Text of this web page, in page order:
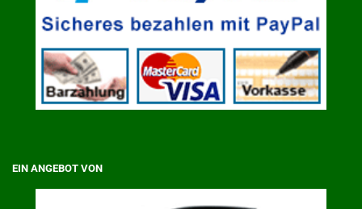
EIN ANGEBOT VON